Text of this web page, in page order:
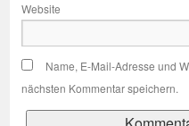
Website
Name, E-Mail-Adresse und
nächsten Kommentar speichern.